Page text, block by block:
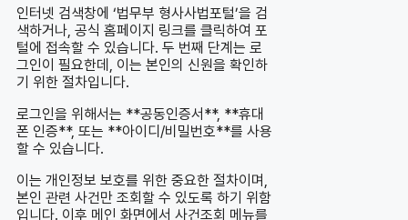
인터넷 검색창에 ‘법무부 형사사법포털’을 검
색하거나, 공식 홈페이지 링크를 클릭하여 포
털에 접속할 수 있습니다. 두 번째 단계는 로
그인이 필요한데, 이는 본인의 신원을 확인하
기 위한 절차입니다.
로그인을 위해서는 **공동인증서**, **휴대
폰 인증**, 또는 **아이디/비밀번호**를 사용
할 수 있습니다.
이는 개인정보 보호를 위한 중요한 절차이며,
본인 관련 사건만 조회할 수 있도록 하기 위함
입니다. 이후 메인 화면에서 사건조회 메뉴를